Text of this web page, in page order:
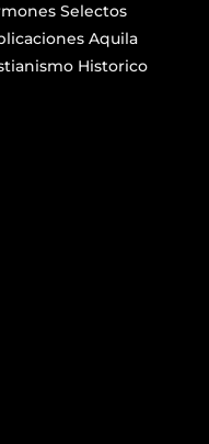
Selectos
Aquila
Historico